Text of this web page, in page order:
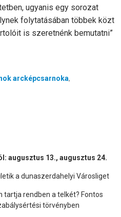
ugyanis egy sorozat
folytatásában többek közt
is szeretnénk bemutatni”
arcképcsarnoka,
augusztus 13., augusztus 24.
a dunaszerdahelyi Városliget
tartja rendben a telkét? Fontos
törvényben